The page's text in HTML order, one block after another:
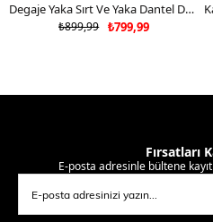
Degaje Yaka Sırt Ve Yaka Dantel Detay Mini Sandy Elbise Bordo 2104
₺799,99
₺899,99
Fırsatları
E-posta adresinle bültene